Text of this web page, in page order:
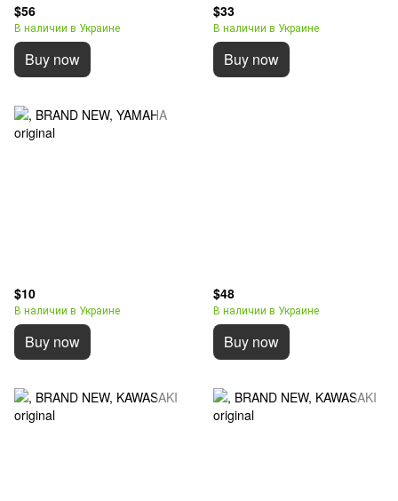
$56
В наличии в Украине
Buy now
$33
В наличии в Украине
Buy now
$10
В наличии в Украине
Buy now
$48
В наличии в Украине
Buy now